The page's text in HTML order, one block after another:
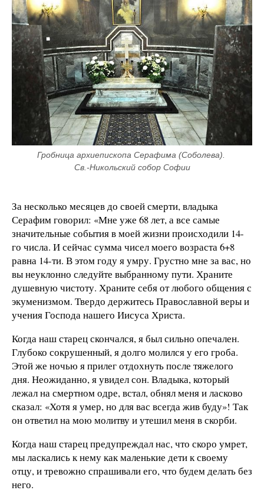
Гробница архиепископа Серафима (Соболева).
Св.-Никольский собор Софии
За несколько месяцев до своей смерти, владыка
Серафим говорил: «Мне уже 68 лет, а все самые
значительные события в моей жизни происходили 14-
го числа. И сейчас сумма чисел моего возраста 6+8
равна 14-ти. В этом году я умру. Грустно мне за вас, но
вы неуклонно следуйте выбранному пути. Храните
душевную чистоту. Храните себя от любого общения с
экуменизмом. Твердо держитесь Православной веры и
учения Господа нашего Иисуса Христа.
Когда наш старец скончался, я был сильно опечален.
Глубоко сокрушенный, я долго молился у его гроба.
Этой же ночью я прилег отдохнуть после тяжелого
дня. Неожиданно, я увидел сон. Владыка, который
лежал на смертном одре, встал, обнял меня и ласково
сказал: «Хотя я умер, но для вас всегда жив буду»! Так
он ответил на мою молитву и утешил меня в скорби.
Когда наш старец предупреждал нас, что скоро умрет,
мы ласкались к нему как маленькие дети к своему
отцу, и тревожно спрашивали его, что будем делать без
него.